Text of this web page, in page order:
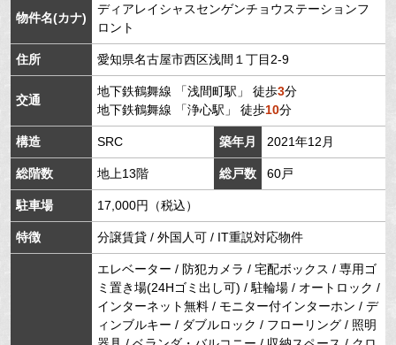
物件名(カナ)
ディアレイシャスセンゲンチョウステーションフ
ロント
住所 愛知県名古屋市西区浅間 １丁目2-9
交通
地下鉄鶴舞線 「浅間町駅 」 徒歩3分
地下鉄鶴舞線 「浄心駅 」 徒歩10分
構造 SRC 築年月 2021年12月
総階数 地上13階 総戸数 60戸
駐車場 17,000円（税込）
特徴 分譲賃貸 / 外国人可 / IT重説対応物件
エレベーター / 防犯カメラ / 宅配ボックス / 専用ゴ
ミ置き場(24Hゴミ出し可) / 駐輪場 / オートロック /
インターネット無料 / モニター付インターホン / デ
ィンブルキー / ダブルロック / フローリング / 照明